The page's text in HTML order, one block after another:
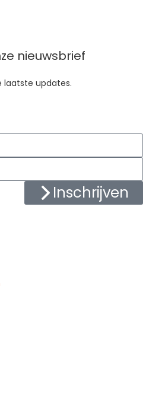
nieuwsbrief
laatste updates.
Inschrijven